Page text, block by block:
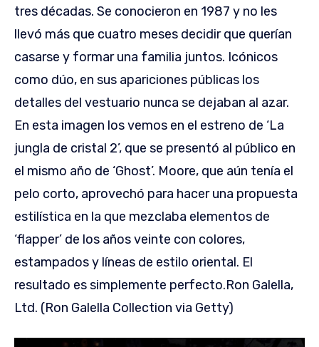
tres décadas. Se conocieron en 1987 y no les
llevó más que cuatro meses decidir que querían
casarse y formar una familia juntos. Icónicos
como dúo, en sus apariciones públicas los
detalles del vestuario nunca se dejaban al azar.
En esta imagen los vemos en el estreno de ‘La
jungla de cristal 2’, que se presentó al público en
el mismo año de ‘Ghost’. Moore, que aún tenía el
pelo corto, aprovechó para hacer una propuesta
estilística en la que mezclaba elementos de
‘flapper’ de los años veinte con colores,
estampados y líneas de estilo oriental. El
resultado es simplemente perfecto.Ron Galella,
Ltd. (Ron Galella Collection via Getty)